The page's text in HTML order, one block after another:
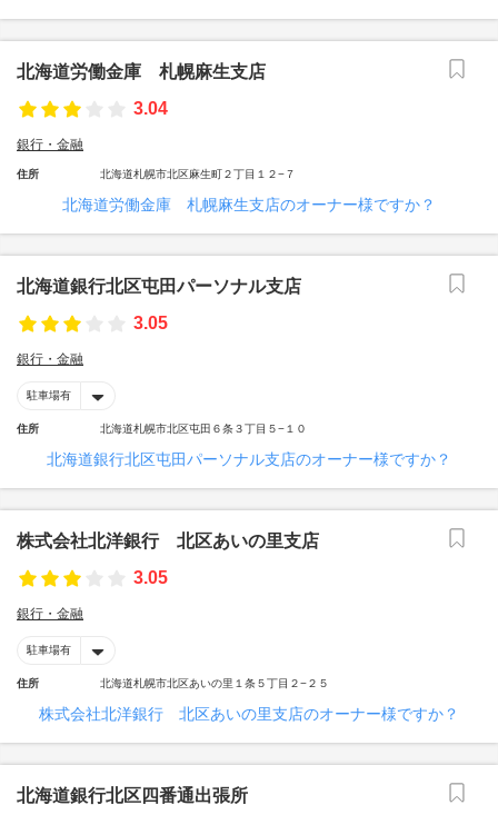
北海道労働金庫 札幌麻生支店
3.04
銀行・金融
住所 北海道札幌市北区麻生町２丁目１２−７
北海道労働金庫 札幌麻生支店のオーナー様ですか？
北海道銀行北区屯田パーソナル支店
3.05
銀行・金融
駐車場有
住所 北海道札幌市北区屯田６条３丁目５−１０
北海道銀行北区屯田パーソナル支店のオーナー様ですか？
株式会社北洋銀行 北区あいの里支店
3.05
銀行・金融
駐車場有
住所 北海道札幌市北区あいの里１条５丁目２−２５
株式会社北洋銀行 北区あいの里支店のオーナー様ですか？
北海道銀行北区四番通出張所